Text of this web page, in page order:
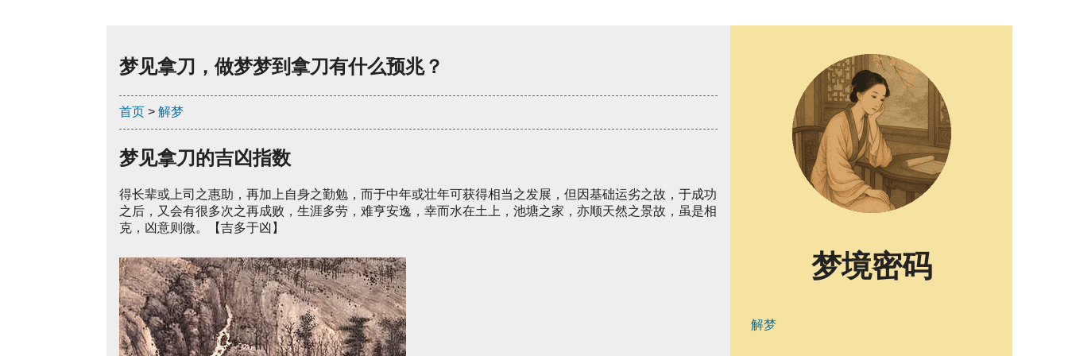
梦见拿刀，做梦梦到拿刀有什么预兆？
首页 > 解梦
梦见拿刀的吉凶指数
得长辈或上司之惠助，再加上自身之勤勉，而于中年或壮年可获得相当之发展，但因基础运劣之故，于成功
之后，又会有很多次之再成败，生涯多劳，难亨安逸，幸而水在土上，池塘之家，亦顺天然之景故，虽是相
克，凶意则微。【吉多于凶】
梦境密码
解梦